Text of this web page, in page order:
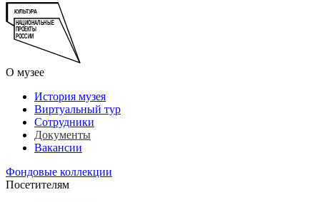
О музее
История музея
Виртуальный тур
Сотрудники
Документы
Вакансии
Фондовые коллекции
Посетителям